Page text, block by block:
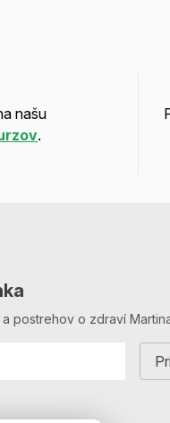
našu
.
postrehov o zdraví